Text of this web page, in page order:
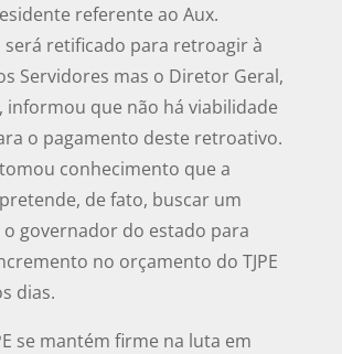
referente ao Aux.
será retificado para retroagir à
Servidores mas o Diretor Geral,
informou que não há viabilidade
o pagamento deste retroativo.
conhecimento que a
de fato, buscar um
governador do estado para
no orçamento do TJPE
dias.
se mantém firme na luta em